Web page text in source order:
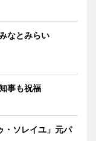
なとみらい
事も祝福
ソレイユ」元パ